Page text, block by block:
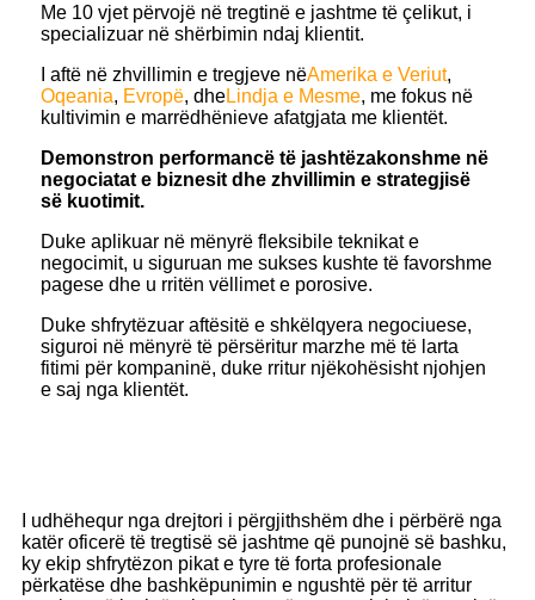
Me 10 vjet përvojë në tregtinë e jashtme të çelikut, i
specializuar në shërbimin ndaj klientit.
I aftë në zhvillimin e tregjeve nëAmerika e Veriut,
Oqeania, Evropë, dheLindja e Mesme, me fokus në
kultivimin e marrëdhënieve afatgjata me klientët.
Demonstron performancë të jashtëzakonshme në
negociatat e biznesit dhe zhvillimin e strategjisë
së kuotimit.
Duke aplikuar në mënyrë fleksibile teknikat e
negocimit, u siguruan me sukses kushte të favorshme
pagese dhe u rritën vëllimet e porosive.
Duke shfrytëzuar aftësitë e shkëlqyera negociuese,
siguroi në mënyrë të përsëritur marzhe më të larta
fitimi për kompaninë, duke rritur njëkohësisht njohjen
e saj nga klientët.
I udhëhequr nga drejtori i përgjithshëm dhe i përbërë nga
katër oficerë të tregtisë së jashtme që punojnë së bashku,
ky ekip shfrytëzon pikat e tyre të forta profesionale
përkatëse dhe bashkëpunimin e ngushtë për të arritur